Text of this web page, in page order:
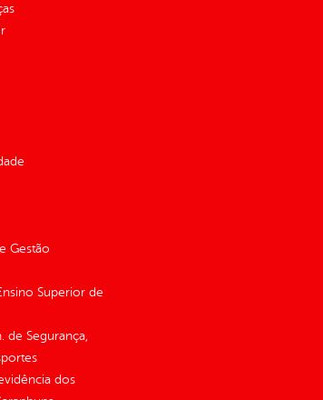
Gestão
Superior de
de Segurança,
dos